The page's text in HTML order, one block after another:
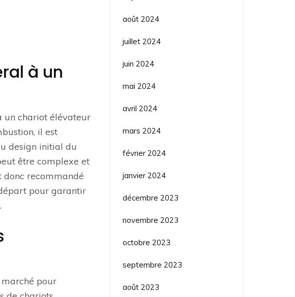
à un
un chariot élévateur
il est
design initial du
être complexe et
donc recommandé
pour garantir
marché pour
août 2024
juillet 2024
juin 2024
mai 2024
avril 2024
mars 2024
février 2024
janvier 2024
décembre 2023
novembre 2023
octobre 2023
septembre 2023
août 2023